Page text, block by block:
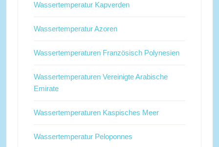
Wassertemperatur Kapverden
Wassertemperatur Azoren
Wassertemperaturen Französisch Polynesien
Wassertemperaturen Vereinigte Arabische
Emirate
Wassertemperaturen Kaspisches Meer
Wassertemperatur Peloponnes